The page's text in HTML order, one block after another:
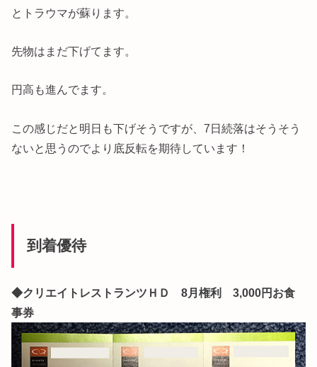
とトラウマが蘇ります。
先物はまだ下げてます。
円高も進んでます。
この感じだと明日も下げそうですが、7日続落はそうそう
ないと思うのでより底反転を期待しています！
到着優待
◆クリエイトレストランツＨＤ 8月権利 3,000円お食
事券